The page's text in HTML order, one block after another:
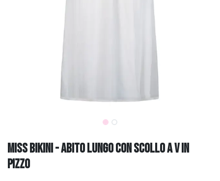
miss bikini - Abito Lungo con Scollo a V in
Pizzo